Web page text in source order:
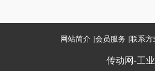
网站简介 |会员服务 |联系方
传动网-工